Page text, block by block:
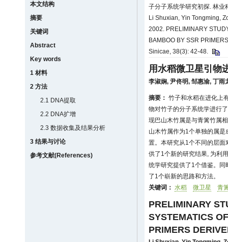
本文结构
摘要
关键词
Abstract
Key words
1 材料
2 方法
2.1 DNA提取
2.2 DNA扩增
2.3 数据收集及结果分析
3 结果与讨论
参考文献(References)
子分子系统学研究初探. 林
Li Shuxian, Yin Tongming,
2002. PRELIMINARY
BAMBOO BY SSR
Sinicae, 38(3): 42-48.
用水稻微卫星引物
李淑娴, 尹佟明, 邹惠渝, 丁雨
摘要： 竹子和水稻在进化上
物对竹子的分子系统学进行
现巴山木竹属是与青篱竹属
山木竹属作为1个单独的属
置。本研究从1个不同的层
供了1个新的研究结果, 为利
统学研究提供了1个借鉴。
了1个崭新的思路和方法。
关键词： 水稻 微卫星 青
PRELIMINARY
SYSTEMATICS
PRIMERS